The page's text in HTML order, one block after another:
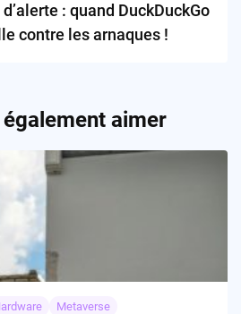
: quand DuckDuckGo
contre les arnaques !
aimer
Metaverse